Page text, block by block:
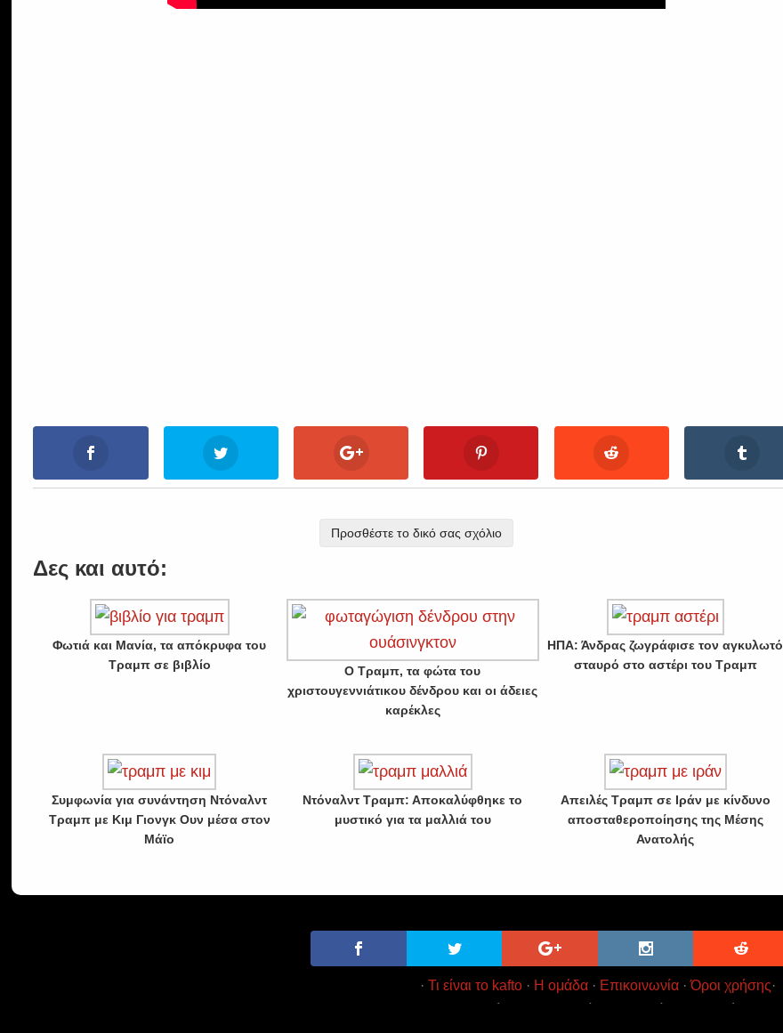
Προσθέστε το δικό σας σχόλιο
Δες και αυτό:
Φωτιά και Μανία, τα απόκρυφα του
Τραμπ σε βιβλίο
Ο Τραμπ, τα φώτα του
χριστουγεννιάτικου δένδρου και οι άδειες
καρέκλες
ΗΠΑ: Άνδρας ζωγράφισε τον αγκυλωτό
σταυρό στο αστέρι του Τραμπ
Συμφωνία για συνάντηση Ντόναλντ
Τραμπ με Κιμ Γιονγκ Ουν μέσα στον
Μάϊο
Ντόναλντ Τραμπ: Αποκαλύφθηκε το
μυστικό για τα μαλλιά του
Απειλές Τραμπ σε Ιράν με κίνδυνο
αποσταθεροποίησης της Μέσης
Ανατολής
· Τι είναι το kafto· Η ομάδα· Επικοινωνία·Όροι χρήσης·